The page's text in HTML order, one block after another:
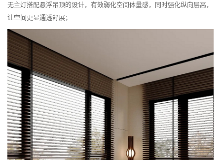
无主灯搭配悬浮吊顶的设计，有效弱化空间体量感，同时强化纵向层高，
让空间更显通透舒展；